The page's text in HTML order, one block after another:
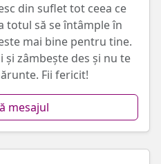
din suflet tot ceea ce
totul să se întâmple în
mai bine pentru tine.
zâmbește des și nu te
Fii fericit!
mesajul